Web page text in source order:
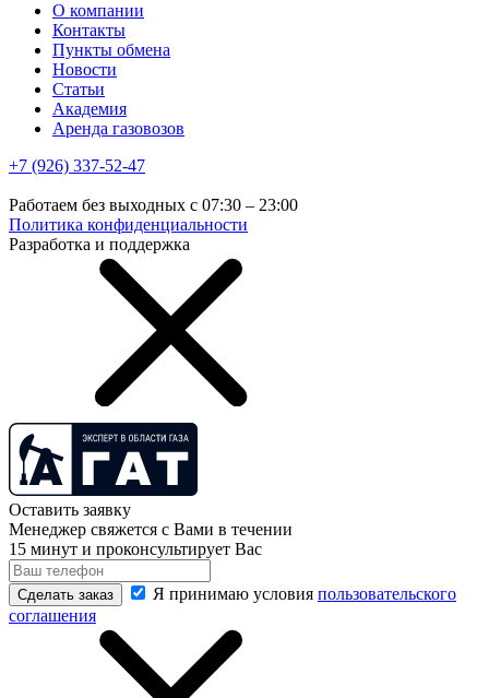
О компании
Контакты
Пункты обмена
Новости
Статьи
Академия
Аренда газовозов
+7 (926) 337-52-47
Работаем без выходных с 07:30 – 23:00
Политика конфиденциальности
Разработка и поддержка
Оставить заявку
Менеджер свяжется с Вами в течении
15 минут и проконсультирует Вас
Сделать заказ Я принимаю условия пользовательского
соглашения